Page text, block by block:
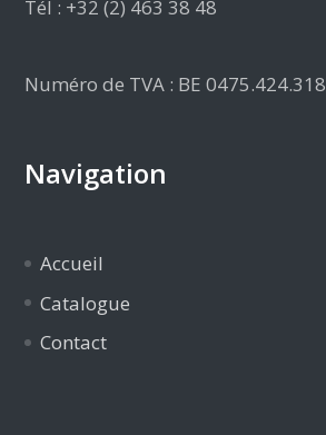
Tél : +32 (2) 463 38 48
Numéro de TVA : BE 0475.424.318
Navigation
Accueil
Catalogue
Contact